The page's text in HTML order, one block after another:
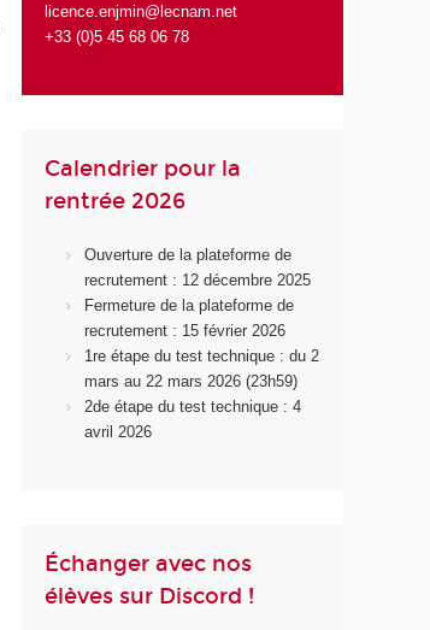
licence.enjmin@lecnam.net
+33 (0)5 45 68 06 78
Calendrier pour la
rentrée 2026
Ouverture de la plateforme de
recrutement : 12 décembre 2025
Fermeture de la plateforme de
recrutement : 15 février 2026
1re étape du test technique : du 2
mars au 22 mars 2026 (23h59)
2de étape du test technique : 4
avril 2026
Échanger avec nos
élèves sur Discord !